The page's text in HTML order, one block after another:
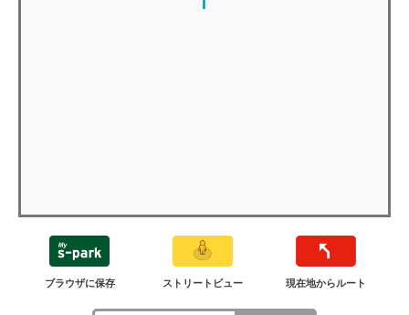
ブラウザに保存 ストリートビュー 現在地からルート